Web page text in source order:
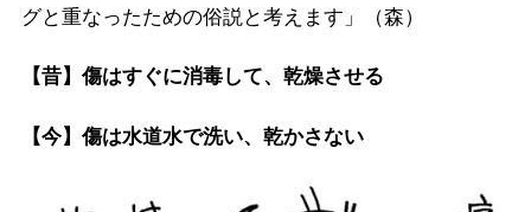
グと重なったための俗説と考えます」（森）
【昔】傷はすぐに消毒して、乾燥させる
【今】傷は水道水で洗い、乾かさない